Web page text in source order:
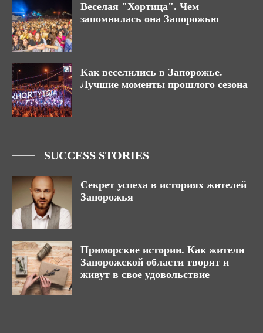
Веселая "Хортица". Чем
запомнилась она Запорожью
Как веселились в Запорожье.
Лучшие моменты прошлого сезона
SUCCESS STORIES
Секрет успеха в историях жителей
Запорожья
Приморские истории. Как жители
Запорожской области творят и
живут в свое удовольствие